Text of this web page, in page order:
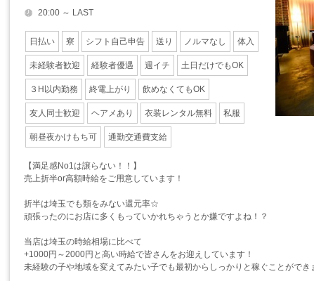
20:00 ～ LAST
日払い 寮 シフト自己申告 送り ノルマなし 体入
未経験者歓迎 経験者優遇 週イチ 土日だけでもOK
３H以内勤務 終電上がり 飲めなくてもOK
友人同士歓迎 ヘアメあり 衣装レンタル無料 私服
朝昼夜かけもち可 通勤交通費支給
【満足感No1は譲らない！！】
売上折半or高額時給をご用意しています！
折半は埼玉でも類をみない還元率☆
頑張ったのにお店に多くもっていかれちゃうとか嫌ですよね！？
当店は埼玉の時給相場に比べて
+1000円～2000円と高い時給で皆さんをお迎えしています！
未経験の子や地域を変えてみたい子でも最初からしっかりと稼ぐことができ